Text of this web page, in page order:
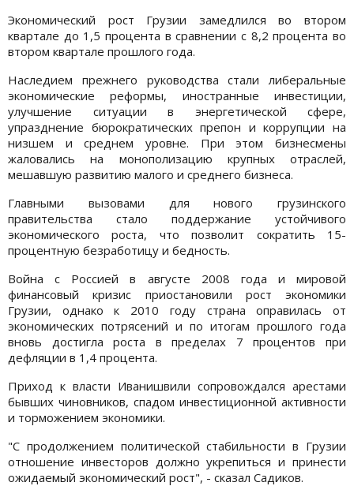
Экономический рост Грузии замедлился во втором
квартале до 1,5 процента в сравнении с 8,2 процента во
втором квартале прошлого года.
Наследием прежнего руководства стали либеральные
экономические реформы, иностранные инвестиции,
улучшение ситуации в энергетической сфере,
упразднение бюрократических препон и коррупции на
низшем и среднем уровне. При этом бизнесмены
жаловались на монополизацию крупных отраслей,
мешавшую развитию малого и среднего бизнеса.
Главными вызовами для нового грузинского
правительства стало поддержание устойчивого
экономического роста, что позволит сократить 15-
процентную безработицу и бедность.
Война с Россией в августе 2008 года и мировой
финансовый кризис приостановили рост экономики
Грузии, однако к 2010 году страна оправилась от
экономических потрясений и по итогам прошлого года
вновь достигла роста в пределах 7 процентов при
дефляции в 1,4 процента.
Приход к власти Иванишвили сопровождался арестами
бывших чиновников, спадом инвестиционной активности
и торможением экономики.
"С продолжением политической стабильности в Грузии
отношение инвесторов должно укрепиться и принести
ожидаемый экономический рост", - сказал Садиков.